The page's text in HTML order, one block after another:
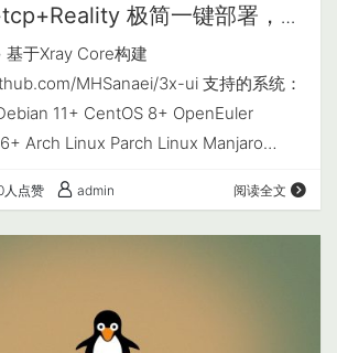
极简一键部署，稳
基于Xray Core构建
MHSanaei/3x-ui 支持的系统：
11+ CentOS 8+ OpenEuler
Arch Linux Parch Linux Manjaro
Amazon Linux 2023 Win…
人点赞 admin 阅读全文